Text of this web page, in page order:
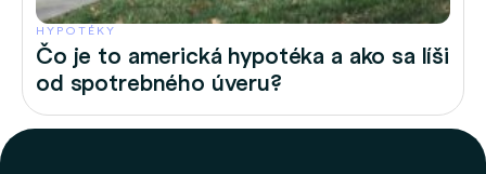
HYPOTÉKY
Čo je to americká hypotéka a ako sa líši
od spotrebného úveru?